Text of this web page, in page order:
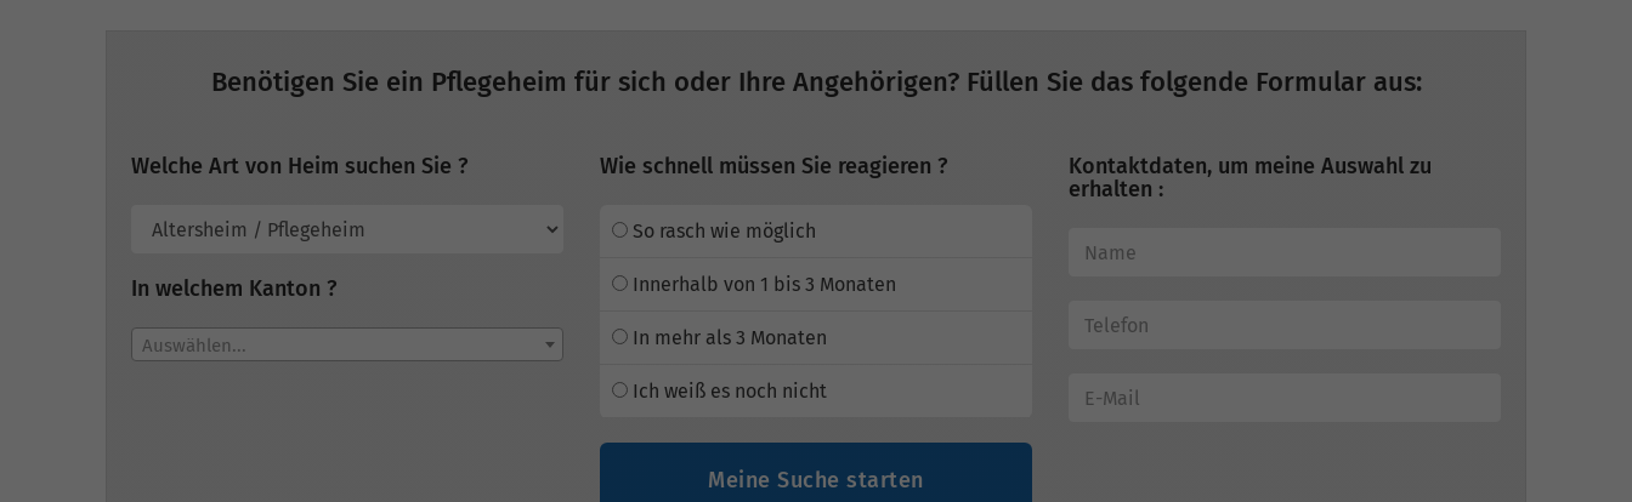
Benötigen Sie ein Pflegeheim für sich oder Ihre Angehörigen? Füllen Sie das folgende Formular aus:
Welche Art von Heim suchen Sie ?
In welchem Kanton ?
Auswählen...
Wie schnell müssen Sie reagieren ?
So rasch wie möglich
Innerhalb von 1 bis 3 Monaten
In mehr als 3 Monaten
Ich weiß es noch nicht
Meine Suche starten
Kontaktdaten, um meine Auswahl zu
erhalten :